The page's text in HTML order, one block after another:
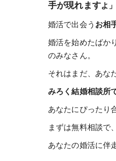
手が現れますよ」
婚活で出会う お相
婚活を始めたばか
のみなさん。
それはまだ、あな
みろく結婚相談所
あなたにぴったり
まずは無料相談で
あなたの婚活に伴